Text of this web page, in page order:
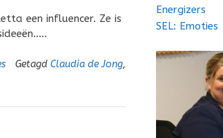
een influencer. Ze is
Getagd Claudia de Jong,
Energizers
SEL: Emoties